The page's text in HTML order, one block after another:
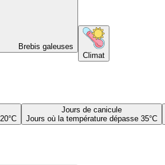
Brebis galeuses
Climat
Jours de canicule
Jours où la température dépasse 35°C